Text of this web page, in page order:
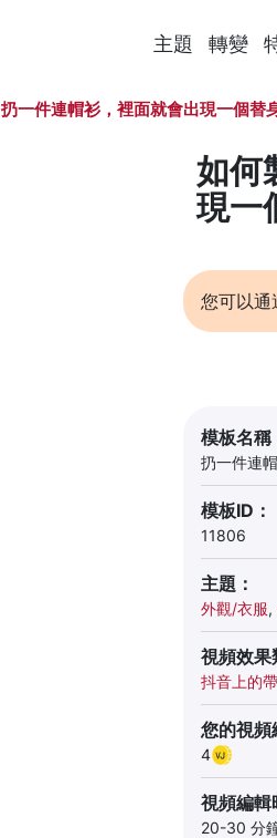
主題 轉變
扔一件連帽衫，裡面就會出現一個替
如何
現一
您可以通
模板名稱
扔一件連
模板ID：
11806
主題：
外觀/衣服,
視頻效果
抖音上的
您的視頻
4
視頻編輯
20-30 分